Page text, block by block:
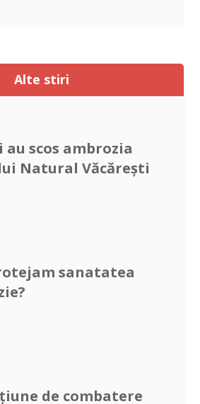
Alte stiri
scos ambrozia
Natural Văcărești
sanatatea
de combatere